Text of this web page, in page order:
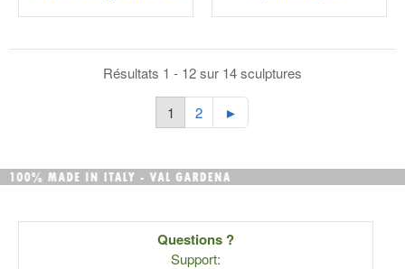
Résultats 1 - 12 sur 14 sculptures
1 2 ►
Questions ?
Support: